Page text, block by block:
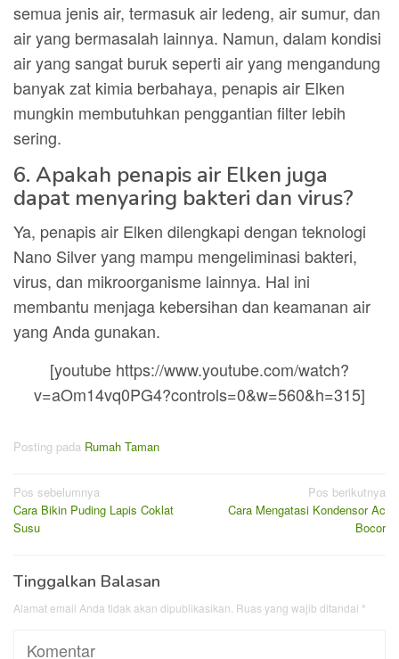
semua jenis air, termasuk air ledeng, air sumur, dan
air yang bermasalah lainnya. Namun, dalam kondisi
air yang sangat buruk seperti air yang mengandung
banyak zat kimia berbahaya, penapis air Elken
mungkin membutuhkan penggantian filter lebih
sering.
6. Apakah penapis air Elken juga
dapat menyaring bakteri dan virus?
Ya, penapis air Elken dilengkapi dengan teknologi
Nano Silver yang mampu mengeliminasi bakteri,
virus, dan mikroorganisme lainnya. Hal ini
membantu menjaga kebersihan dan keamanan air
yang Anda gunakan.
[youtube https://www.youtube.com/watch?
v=aOm14vq0PG4?controls=0&w=560&h=315]
Posting pada Rumah Taman
Navigasi
pos
Pos sebelumnya
Cara Bikin Puding Lapis Coklat
Susu
Pos berikutnya
Cara Mengatasi Kondensor Ac
Bocor
Tinggalkan Balasan
Alamat email Anda tidak akan dipublikasikan. Ruas yang wajib ditandai *